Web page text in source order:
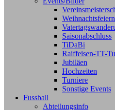
Weihnachtsfeiern
Saisonabschluss
TiDaBi
Raiffeisen-TT-
Jubiläen
Hochzeiten
Turniere
Sonstige Events
Fussball
Abteilungsinfo